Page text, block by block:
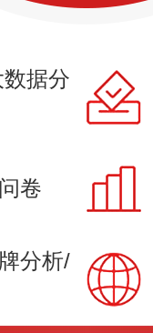
据分
卷
分析/